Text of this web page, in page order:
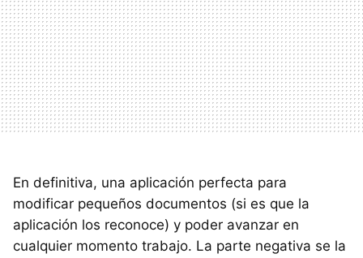
En definitiva, una aplicación perfecta para
modificar pequeños documentos (si es que la
aplicación los reconoce) y poder avanzar en
cualquier momento trabajo. La parte negativa se la